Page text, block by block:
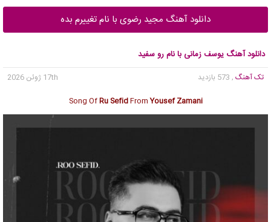
دانلود آهنگ مجید رضوی با نام تغییرم بده
دانلود آهنگ یوسف زمانی با نام رو سفید
تک آهنگ , 573 بازدید
17th ژوئن 2026
Song OfRu SefidFromYousef Zamani